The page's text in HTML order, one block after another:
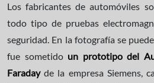
Los fabricantes de automóviles
todo tipo de pruebas
seguridad. En la fotografía se
fue sometido un prototipo del
Faradayde la empresa Siemens,